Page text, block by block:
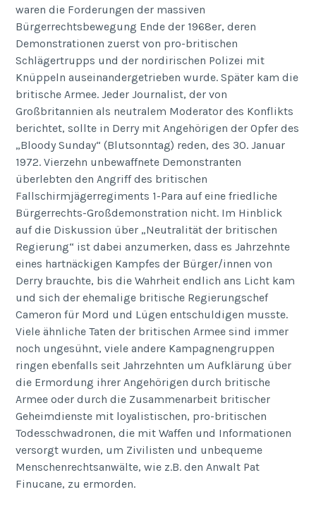
waren die Forderungen der massiven
Bürgerrechtsbewegung Ende der 1968er, deren
Demonstrationen zuerst von pro-britischen
Schlägertrupps und der nordirischen Polizei mit
Knüppeln auseinandergetrieben wurde. Später kam die
britische Armee. Jeder Journalist, der von
Großbritannien als neutralem Moderator des Konflikts
berichtet, sollte in Derry mit Angehörigen der Opfer des
„Bloody Sunday“ (Blutsonntag) reden, des 30. Januar
1972. Vierzehn unbewaffnete Demonstranten
überlebten den Angriff des britischen
Fallschirmjägerregiments 1-Para auf eine friedliche
Bürgerrechts-Großdemonstration nicht. Im Hinblick
auf die Diskussion über „Neutralität der britischen
Regierung“ ist dabei anzumerken, dass es Jahrzehnte
eines hartnäckigen Kampfes der Bürger/innen von
Derry brauchte, bis die Wahrheit endlich ans Licht kam
und sich der ehemalige britische Regierungschef
Cameron für Mord und Lügen entschuldigen musste.
Viele ähnliche Taten der britischen Armee sind immer
noch ungesühnt, viele andere Kampagnengruppen
ringen ebenfalls seit Jahrzehnten um Aufklärung über
die Ermordung ihrer Angehörigen durch britische
Armee oder durch die Zusammenarbeit britischer
Geheimdienste mit loyalistischen, pro-britischen
Todesschwadronen, die mit Waffen und Informationen
versorgt wurden, um Zivilisten und unbequeme
Menschenrechtsanwälte, wie z.B. den Anwalt Pat
Finucane, zu ermorden.